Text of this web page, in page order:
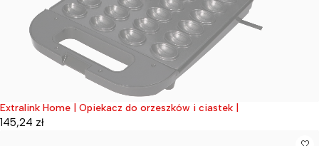
Wyprzedane
Extralink Home | Opiekacz do orzeszków i ciastek |
145,24 zł